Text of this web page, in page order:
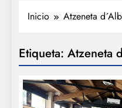
Inicio Atzeneta
Etiqueta: Atzeneta